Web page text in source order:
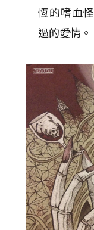
恆的嗜血
過的愛情。